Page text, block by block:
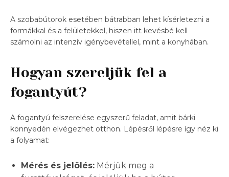
A szobabútorok esetében bátrabban lehet kísérletezni a
formákkal és a felületekkel, hiszen itt kevésbé kell
számolni az intenzív igénybevétellel, mint a konyhában.
Hogyan szereljük fel a
fogantyút?
A fogantyú felszerelése egyszerű feladat, amit bárki
könnyedén elvégezhet otthon. Lépésről lépésre így néz ki
a folyamat:
Mérés és jelölés: Mérjük meg a